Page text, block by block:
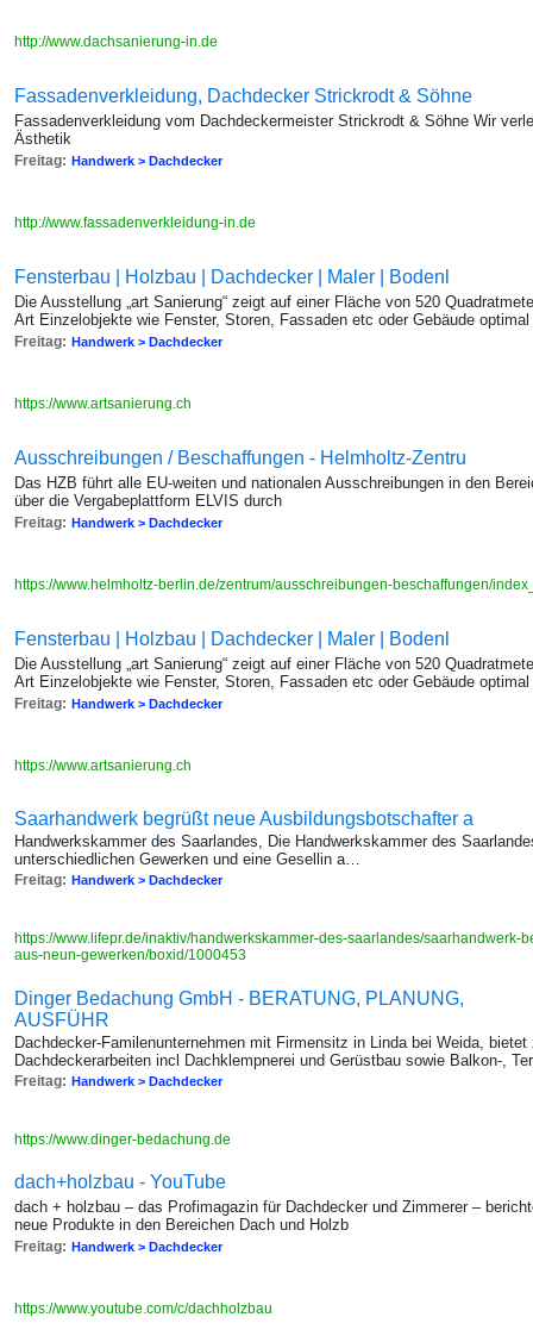
http://www.dachsanierung-in.de
Fassadenverkleidung, Dachdecker Strickrodt & Söhne
Fassadenverkleidung vom Dachdeckermeister Strickrodt & Söhne Wir
Ästhetik
Freitag: Handwerk > Dachdecker
http://www.fassadenverkleidung-in.de
Fensterbau | Holzbau | Dachdecker | Maler | Bodenl
Die Ausstellung „art Sanierung“ zeigt auf einer Fläche von 520
Art Einzelobjekte wie Fenster, Storen, Fassaden etc oder Gebäude
Freitag: Handwerk > Dachdecker
https://www.artsanierung.ch
Ausschreibungen / Beschaffungen - Helmholtz-Zentru
Das HZB führt alle EU-weiten und nationalen Ausschreibungen in den
über die Vergabeplattform ELVIS durch
Freitag: Handwerk > Dachdecker
https://www.helmholtz-berlin.de/zentrum/ausschreibungen-beschaffungen/
Fensterbau | Holzbau | Dachdecker | Maler | Bodenl
Die Ausstellung „art Sanierung“ zeigt auf einer Fläche von 520
Art Einzelobjekte wie Fenster, Storen, Fassaden etc oder Gebäude
Freitag: Handwerk > Dachdecker
https://www.artsanierung.ch
Saarhandwerk begrüßt neue Ausbildungsbotschafter a
Handwerkskammer des Saarlandes, Die Handwerkskammer des
unterschiedlichen Gewerken und eine Gesellin a…
Freitag: Handwerk > Dachdecker
https://www.lifepr.de/inaktiv/handwerkskammer-des-saarlandes/saarhandwerk-
aus-neun-gewerken/boxid/1000453
Dinger Bedachung GmbH - BERATUNG, PLANUNG,
AUSFÜHR
Dachdecker-Familenunternehmen mit Firmensitz in Linda bei Weida,
Dachdeckerarbeiten incl Dachklempnerei und Gerüstbau sowie Balkon-,
Freitag: Handwerk > Dachdecker
https://www.dinger-bedachung.de
dach+holzbau - YouTube
dach + holzbau – das Profimagazin für Dachdecker und Zimmerer –
neue Produkte in den Bereichen Dach und Holzb
Freitag: Handwerk > Dachdecker
https://www.youtube.com/c/dachholzbau